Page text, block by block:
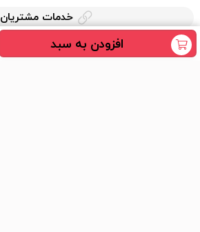
افزودن به سبد
خدمات مشتریان
حریم خصوصی